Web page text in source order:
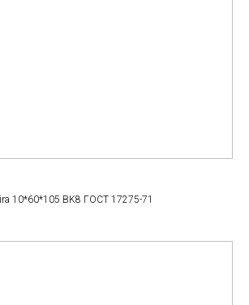
10*60*105 BK8 ГОСТ 17275-71